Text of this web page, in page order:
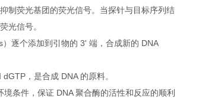
制荧光基团的荧光信号。当探针与目标序列结
光信号。
逐个添加到引物的 3' 端，合成新的 DNA
，是合成 DNA 的原料。
条件，保证 DNA 聚合酶的活性和反应的顺利